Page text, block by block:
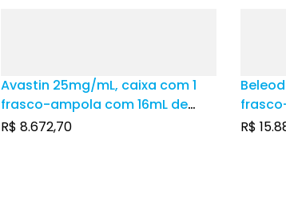
Avastin 25mg/mL, caixa com 1
frasco-ampola com 16mL de
solução de uso intravenoso
R$ 8.672,70 R$